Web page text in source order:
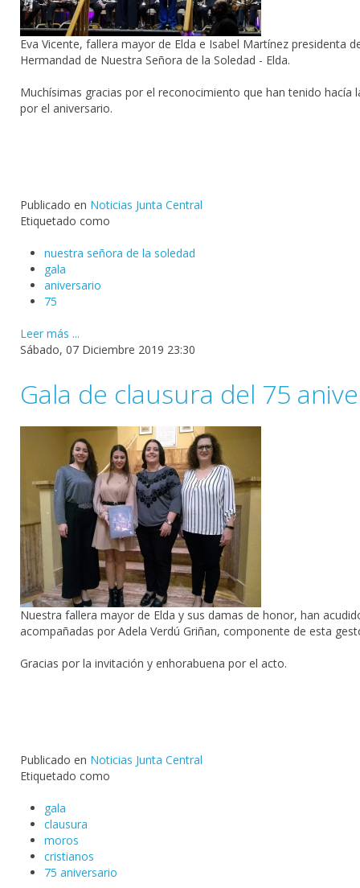
Eva Vicente, fallera mayor de Elda e Isabel Martínez presidenta
Hermandad de Nuestra Señora de la Soledad - Elda.
Muchísimas gracias por el reconocimiento que han tenido
por el aniversario.
Publicado en Noticias Junta Central
Etiquetado como
nuestra señora de la soledad
gala
aniversario
75
Leer más ...
Sábado, 07 Diciembre 2019 23:30
Gala de clausura del 75
Nuestra fallera mayor de Elda y sus damas de honor, han
acompañadas por Adela Verdú Griñan, componente de esta
Gracias por la invitación y enhorabuena por el acto.
Publicado en Noticias Junta Central
Etiquetado como
gala
clausura
moros
cristianos
75 aniversario